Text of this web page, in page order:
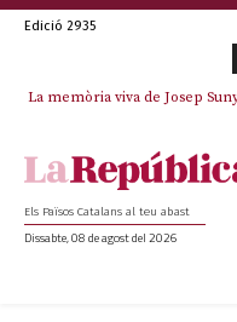
Edició 2935
La memòria viva de Josep
Els Països Catalans al teu abast
Dissabte, 08 de agost del 2026